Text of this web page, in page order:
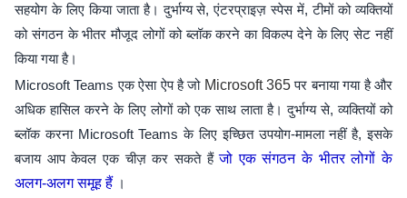
सहयोग के लिए किया जाता है। दुर्भाग्य से, एंटरप्राइज़ स्पेस में, टीमों को व्यक्तियों
को संगठन के भीतर मौजूद लोगों को ब्लॉक करने का विकल्प देने के लिए सेट नहीं
किया गया है।
Microsoft Teams एक ऐसा ऐप है जो Microsoft 365पर बनाया गया है और
अधिक हासिल करने के लिए लोगों को एक साथ लाता है। दुर्भाग्य से, व्यक्तियों को
ब्लॉक करना Microsoft Teams के लिए इच्छित उपयोग-मामला नहीं है, इसके
बजाय आप केवल एक चीज़ कर सकते हैंजो एक संगठन के भीतर लोगों के
अलग-अलग समूह हैं ।